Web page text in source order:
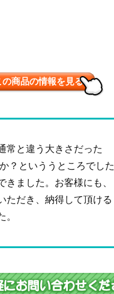
の商品の情報を見る
常と違う大きさだった
？といううところでした
ました。お客様にも、
ただき、納得して頂ける
。